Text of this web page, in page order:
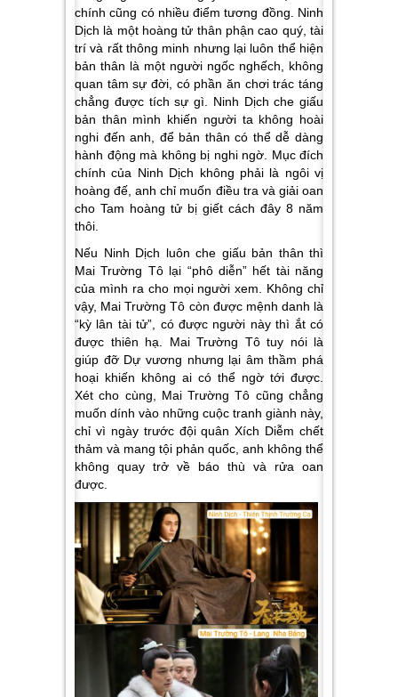
chính cũng có nhiều điểm tương đồng. Ninh
Dịch là một hoàng tử thân phận cao quý, tài
trí và rất thông minh nhưng lại luôn thể hiện
bản thân là một người ngốc nghếch, không
quan tâm sự đời, có phần ăn chơi trác táng
chẳng được tích sự gì.
Ninh Dịch che giấu
bản thân mình khiến người ta không hoài
nghi đến anh, để bản thân có thể dễ dàng
hành động mà không bị nghi ngờ. Mục đích
chính của Ninh Dịch không phải là ngôi vị
hoàng đế, anh chỉ muốn điều tra và giải oan
cho Tam hoàng tử bị giết cách đây 8 năm
thôi.
Nếu Ninh Dịch luôn che giấu bản thân thì
Mai Trường Tô lại “phô diễn” hết tài năng
của mình ra cho mọi người xem. Không chỉ
vậy, Mai Trường Tô còn được mệnh danh là
“kỳ lân tài tử”, có được người này thì ắt có
được thiên hạ. Mai Trường Tô tuy nói là
giúp đỡ Dự vương nhưng lại âm thầm phá
hoại khiến không ai có thể ngờ tới được.
Xét cho cùng, Mai Trường Tô cũng chẳng
muốn dính vào những cuộc tranh giành này,
chỉ vì ngày trước đội quân Xích Diễm chết
thảm và mang tội phản quốc, anh không thể
không quay trở về báo thù và rửa oan
được.